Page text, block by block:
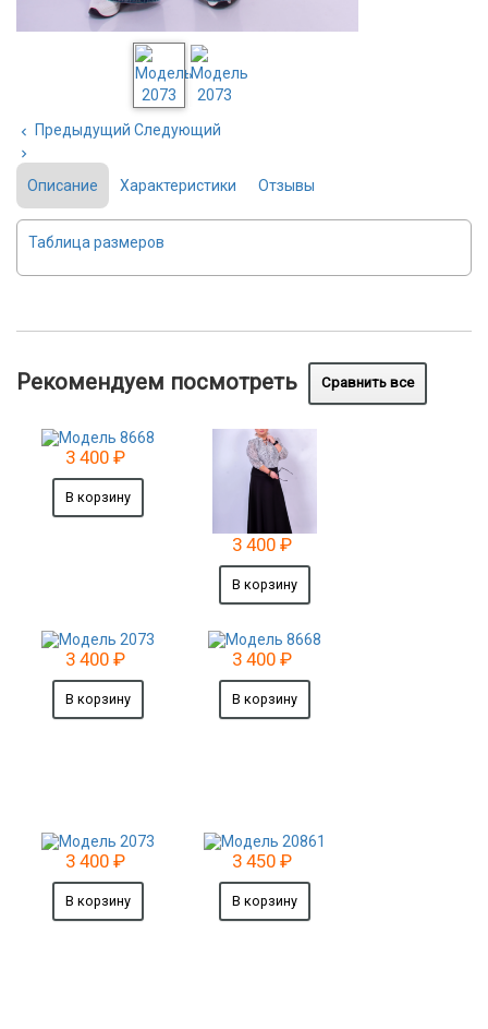
Предыдущий Следующий
Описание Характеристики Отзывы
Таблица размеров
Рекомендуем посмотреть
3 400 ₽
3 400 ₽
3 400 ₽ 3 400 ₽
3 400 ₽ 3 450 ₽